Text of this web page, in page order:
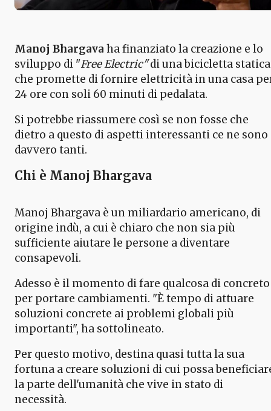
Manoj Bhargava ha finanziato la creazione e lo
sviluppo di "Free Electric"di una bicicletta statica
che promette di fornire elettricità in una casa
24 ore con soli 60 minuti di pedalata.
Si potrebbe riassumere così se non fosse che
dietro a questo di aspetti interessanti ce ne sono
davvero tanti.
Chi è Manoj Bhargava
Manoj Bhargava è un miliardario americano, di
origine indù, a cui è chiaro che non sia più
sufficiente aiutare le persone a diventare
consapevoli.
Adesso è il momento di fare qualcosa di concreto
per portare cambiamenti. "È tempo di attuare
soluzioni concrete ai problemi globali più
importanti", ha sottolineato.
Per questo motivo, destina quasi tutta la sua
fortuna a creare soluzioni di cui possa
la parte dell'umanità che vive in stato di
necessità.